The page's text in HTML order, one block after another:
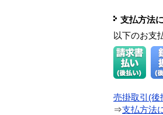
支払方法
以下のお支
売掛取引(後
⇒支払方法